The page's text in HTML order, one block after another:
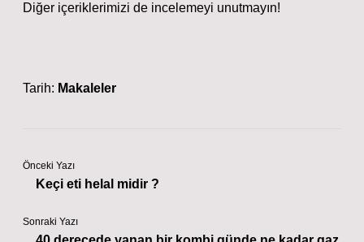
Diğer içeriklerimizi de incelemeyi unutmayın!
Tarih: Makaleler
Önceki Yazı
Keçi eti helal midir ?
Sonraki Yazı